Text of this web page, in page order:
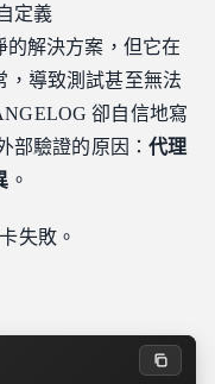
定義
的解決方案，但它在
，導致測試甚至無法
卻自信地寫
部驗證的原因： 代理
。
失敗。